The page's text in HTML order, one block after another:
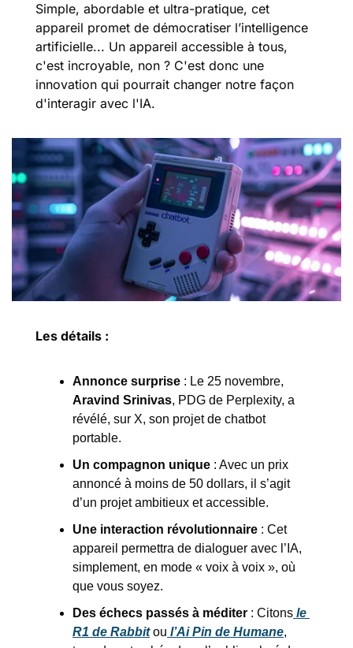
Simple, abordable et ultra-pratique, cet
appareil promet de démocratiser l’intelligence
artificielle... Un appareil accessible à tous,
c'est incroyable, non ? C'est donc une
innovation qui pourrait changer notre façon
d'interagir avec l'IA.
Les détails :
Annonce surprise
Aravind Srinivas, PDG de Perplexity, a
révélé, sur X, son projet de chatbot
portable.
Un compagnon unique : Avec un prix
annoncé à moins de 50 dollars, il s’agit
d’un projet ambitieux et accessible.
Une interaction révolutionnaire : Cet
appareil permettra de dialoguer avec l’IA,
simplement, en mode « voix à voix », où
que vous soyez.
Des échecs passés à méditer : Citons le
R1 de Rabbit ou l’Ai Pin de Humane,